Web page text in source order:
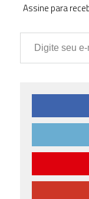
Assine para
Digite seu e-mail…